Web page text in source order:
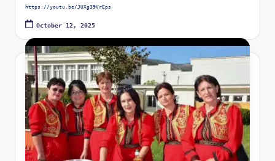
https://youtu.be/JUXg39VrEps
October 12, 2025